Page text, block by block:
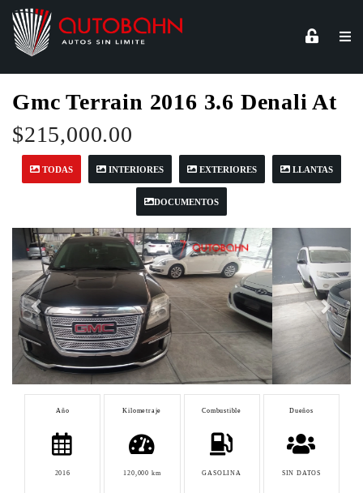
Gmc Terrain 2016 3.6 Denali At
$215,000.00
TODAS INTERIORES EXTERIORES LLANTAS
DOCUMENTOS
Anterior
Año
2016
Kilometraje
120,000 km
Combustible
GASOLINA
Dueños
SIN DATOS